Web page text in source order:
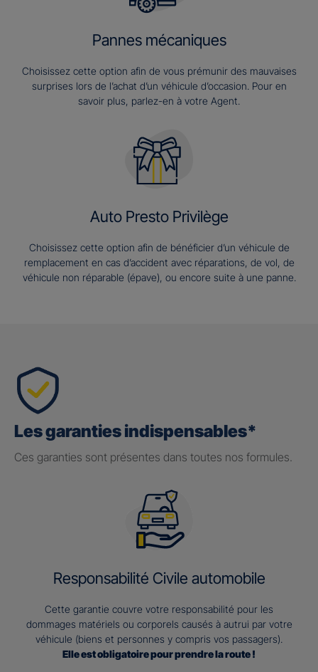
Pannes mécaniques
Choisissez cette option afin de vous prémunir des mauvaises
surprises lors de l’achat d’un véhicule d’occasion. Pour en
savoir plus, parlez-en à votre Agent.
Auto Presto Privilège
Choisissez cette option afin de bénéficier d’un véhicule de
remplacement en cas d’accident avec réparations, de vol, de
véhicule non réparable (épave), ou encore suite à une panne.
Les garanties indispensables*
Ces garanties sont présentes dans toutes nos formules.
Responsabilité Civile automobile
Cette garantie couvre votre responsabilité pour les
dommages matériels ou corporels causés à autrui par votre
véhicule (biens et personnes y compris vos passagers).
Elle est obligatoire pour prendre la route !